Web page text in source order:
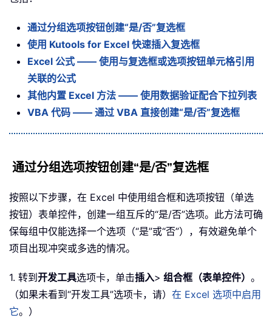
通过分组选项按钮创建“是/否”复选框
使用 Kutools for Excel 快速插入复选框
Excel 公式 —— 使用与复选框或选项按钮单元格引用
关联的公式
其他内置 Excel 方法 —— 使用数据验证配合下拉列表
VBA 代码 —— 通过 VBA 直接创建“是/否”复选框
通过分组选项按钮创建“是/否”复选框
按照以下步骤，在 Excel 中使用组合框和选项按钮（单选
按钮）表单控件，创建一组互斥的“是/否”选项。此方法可确
保每组中仅能选择一个选项（“是”或“否”），有效避免单个
项目出现冲突或多选的情况。
1. 转到 开发工具选项卡，单击插入> 组合框（表单控件） 。
（如果未看到“开发工具”选项卡，请） 在 Excel 选项中启用
它。）